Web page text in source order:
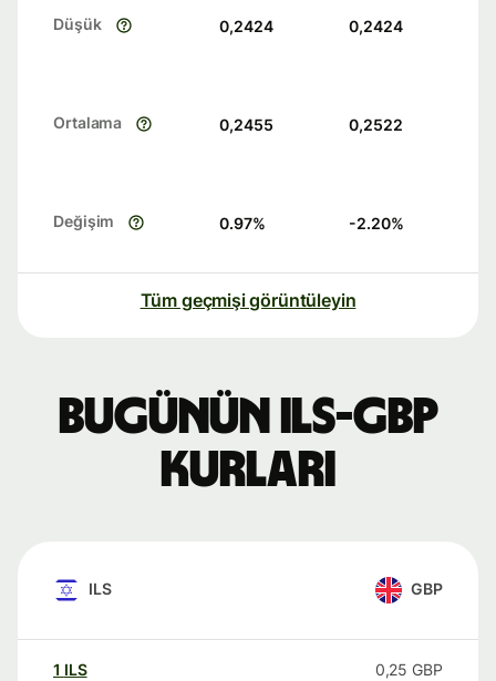
Düşük 0,2424 0,2424
Ortalama 0,2455 0,2522
Değişim 0.97% -2.20%
Tüm geçmişi görüntüleyin
Bugünün ILS-GBP
kurları
ILS GBP
1 ILS 0,25 GBP